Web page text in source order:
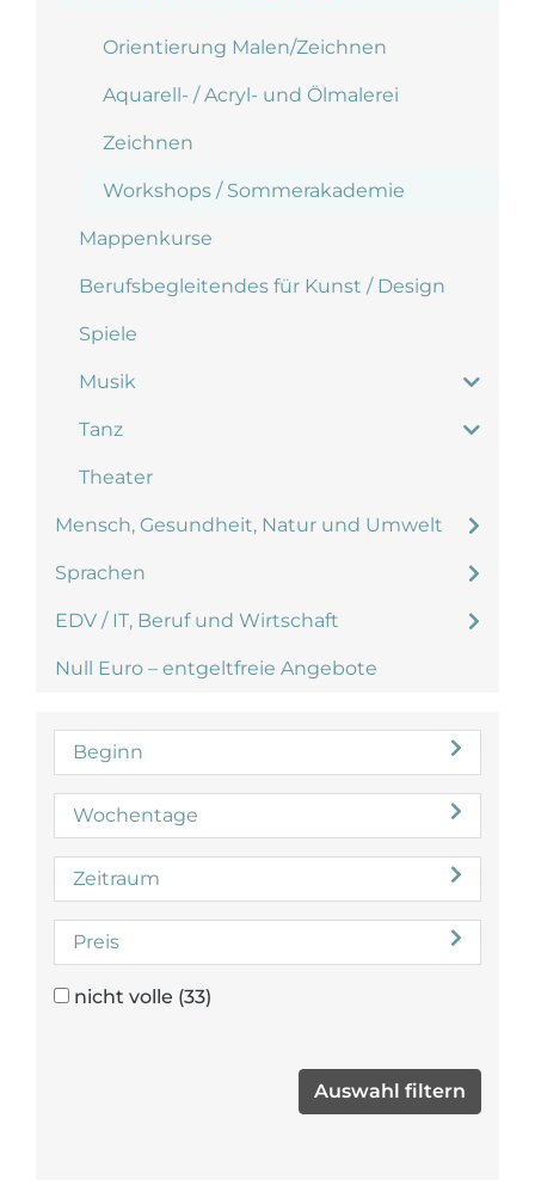
Orientierung Malen/Zeichnen
Aquarell- / Acryl- und Ölmalerei
Zeichnen
Workshops / Sommerakademie
Mappenkurse
Berufsbegleitendes für Kunst / Design
Spiele
Musik
Tanz
Theater
Mensch, Gesundheit, Natur und Umwelt
Sprachen
EDV / IT, Beruf und Wirtschaft
Null Euro – entgeltfreie Angebote
Beginn
Wochentage
Zeitraum
Preis
nicht volle (33)